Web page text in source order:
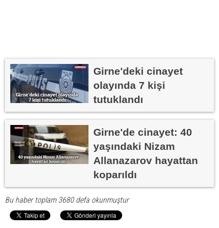
Girne'deki cinayet
olayında 7 kişi
tutuklandı
Girne'de cinayet: 40
yaşındaki Nizam
Allanazarov hayattan
koparıldı
Bu haber toplam 3680 defa okunmuştur